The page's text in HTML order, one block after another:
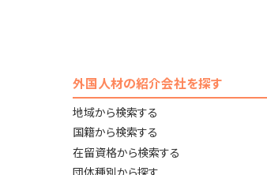
外国人材の紹介会社を探す
地域から検索する
国籍から検索する
在留資格から検索する
団体種別から探す